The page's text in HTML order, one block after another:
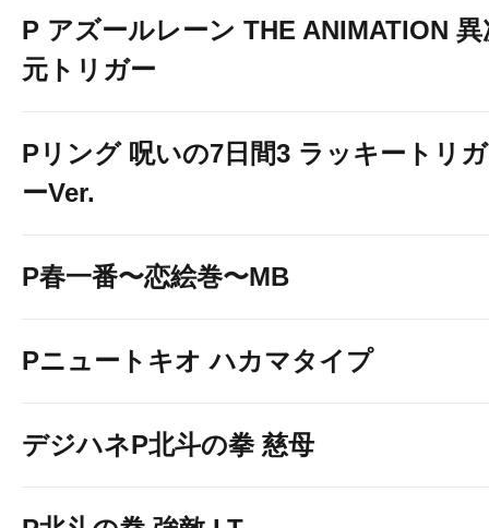
P アズールレーン THE ANIMATION 異
元トリガー
Pリング 呪いの7日間3 ラッキートリガ
ーVer.
P春一番〜恋絵巻〜MB
Pニュートキオ ハカマタイプ
デジハネP北斗の拳 慈母